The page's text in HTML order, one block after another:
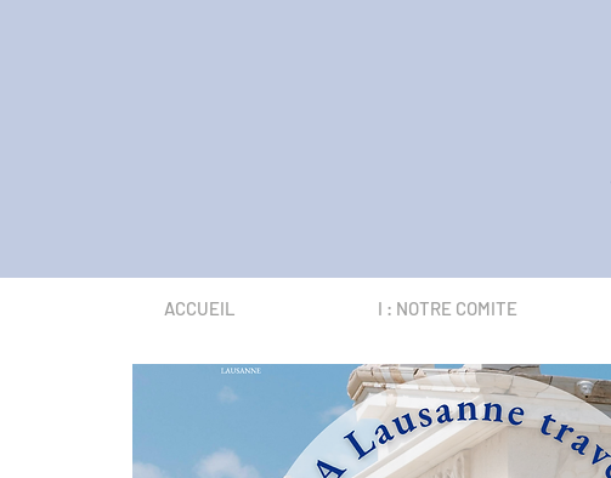
ACCUEIL I : NOTRE COMITE